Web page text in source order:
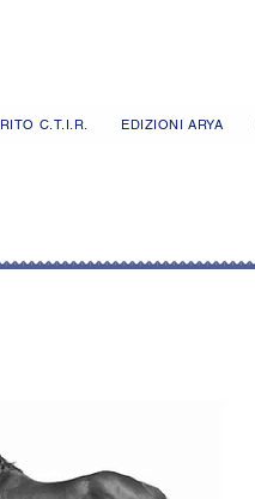
RITO C.T.I.R. EDIZIONI ARYA